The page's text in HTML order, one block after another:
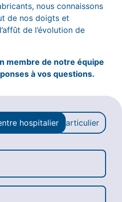
nous connaissons
de nos doigts et
de l’évolution de
membre de notre équipe
à vos questions.
hospitalier Particulier